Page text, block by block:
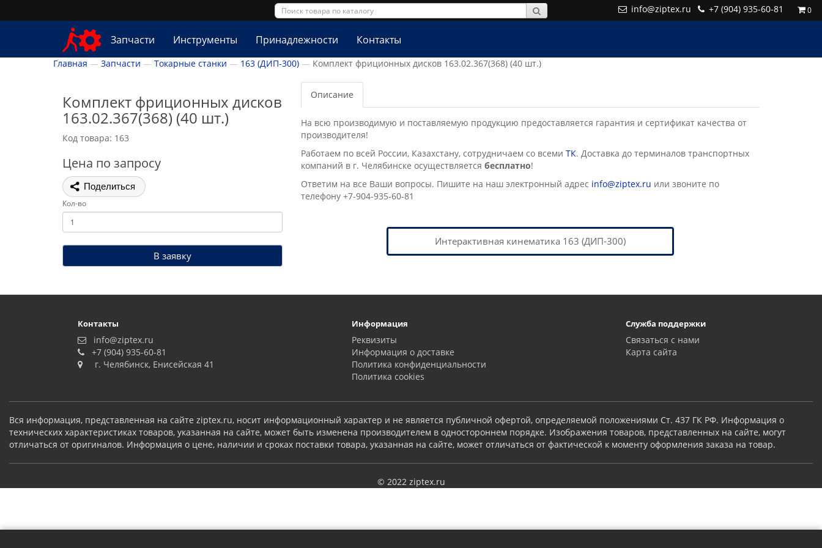
info@ziptex.ru +7 (904) 935-60-81 0
Запчасти Инструменты Принадлежности Контакты
Главная Запчасти Токарные станки 163 (ДИП-300) Комплект фриционных дисков 163.02.367(368) (40 шт.)
Комплект фриционных дисков
163.02.367(368) (40 шт.)
Код товара: 163
Цена по запросу
Поделиться
Кол-во
В заявку
Описание
На всю производимую и поставляемую продукцию предоставляется гарантия и сертификат качества от
производителя!
Работаем по всей России, Казахстану, сотрудничаем со всеми ТК. Доставка до терминалов транспортных
компаний в г. Челябинске осущеcтвляется бесплатно!
Ответим на все Ваши вопросы. Пишите на наш электронный адрес info@ziptex.ru или звоните по
телефону +7-904-935-60-81
Интерактивная кинематика 163 (ДИП-300)
Контакты
info@ziptex.ru
+7 (904) 935-60-81
г. Челябинск, Енисейская 41
Информация
Реквизиты
Информация о доставке
Политика конфиденциальности
Политика сookies
Служба поддержки
Связаться с нами
Карта сайта
Вся информация, представленная на сайте ziptex.ru, носит информационный характер и не является публичной офертой, определяемой положениями Ст. 437 ГК РФ. Информация о
технических характеристиках товаров, указанная на сайте, может быть изменена производителем в одностороннем порядке. Изображения товаров, представленных на сайте, могут
отличаться от оригиналов. Информация о цене, наличии и сроках поставки товара, указанная на сайте, может отличаться от фактической к моменту оформления заказа на товар.
© 2022 ziptex.ru